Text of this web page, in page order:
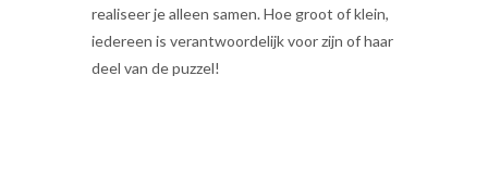
realiseer je alleen samen. Hoe groot of klein,
iedereen is verantwoordelijk voor zijn of haar
deel van de puzzel!